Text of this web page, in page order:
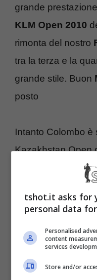
grande
KLM Open 2010
rimonta del nostro
tra la terza e la
grande stile. Buon
posto
Intanto Colombo è
Kazakhstan Open
Diana
spareggio sul
nel frattempo,
Klm Open 2010
dall’alto della sua
tshot.it asks for
personal data
Personalised
content
services
Store and/or